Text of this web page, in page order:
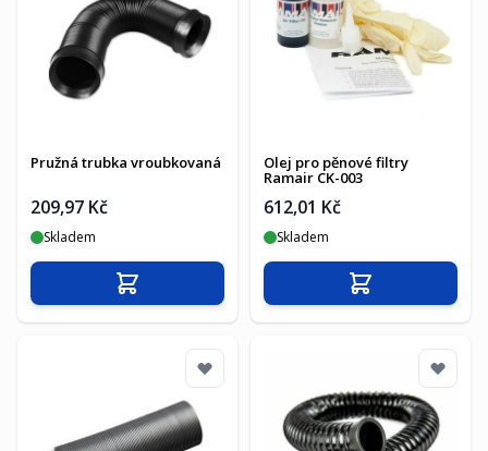
Pružná trubka vroubkovaná
209,97 Kč
Skladem
Přidat do košíku
Olej pro pěnové filtry
Ramair CK-003
612,01 Kč
Skladem
Přidat do košíku